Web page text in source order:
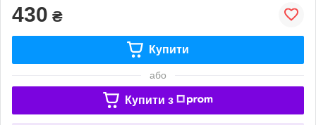
430 ₴
Купити
або
Купити з